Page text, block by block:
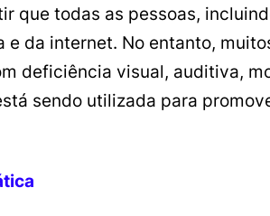
que todas as pessoas,
da internet. No entanto,
deficiência visual, auditiva,
sendo utilizada para